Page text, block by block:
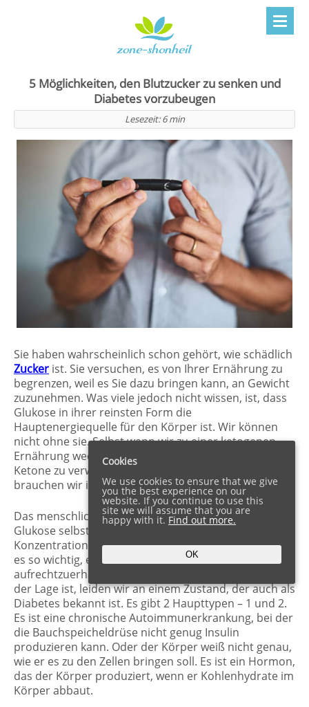
5 Möglichkeiten, den Blutzucker zu senken und
Diabetes vorzubeugen
Lesezeit:6 min
Sie haben wahrscheinlich schon gehört, wie schädlich
Zucker ist. Sie versuchen, es von Ihrer Ernährung zu
begrenzen, weil es Sie dazu bringen kann, an Gewicht
zuzunehmen. Was viele jedoch nicht wissen, ist, dass
Glukose in ihrer reinsten Form die
Hauptenergiequelle für den Körper ist. Wir können
nicht ohne sie. Selbst wenn wir zu einer ketogenen
Ernährung wechseln, die den Körper dazu anregt,
Ketone zu verwenden, um normal zu funktionieren,
brauchen wir immer noch Kohlenhydrate.
Das menschliche Gehirn ist sogar in der Lage,
Glukose selbst zu produzieren, wenn ihre
Konzentration im Körper unter 25 % fällt. Deshalb ist
es so wichtig, einen normalen Blutzuckerspiegel
aufrechtzuerhalten. Wenn unser Körper dazu nicht in
der Lage ist, leiden wir an einem Zustand, der auch als
Diabetes bekannt ist. Es gibt 2 Haupttypen – 1 und 2.
Es ist eine chronische Autoimmunerkrankung, bei der
die Bauchspeicheldrüse nicht genug Insulin
produzieren kann. Oder der Körper weiß nicht genau,
wie er es zu den Zellen bringen soll. Es ist ein Hormon,
das der Körper produziert, wenn er Kohlenhydrate im
Körper abbaut.
Cookies
We use cookies to ensure that we give
you the best experience on our
website. If you continue to use this
site we will assume that you are
happy with it. Find out more.
OK